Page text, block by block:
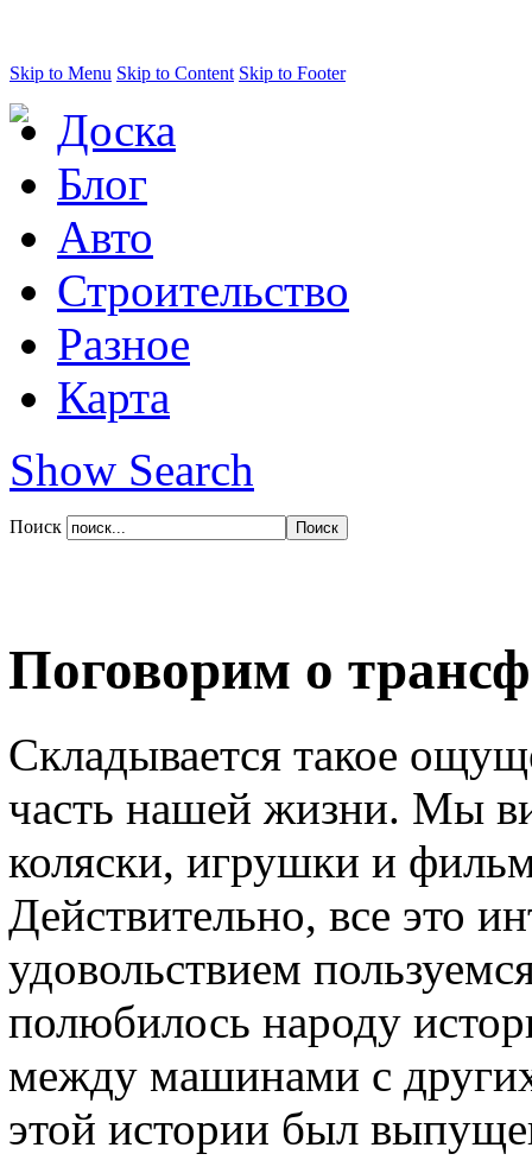
Skip to Menu Skip to Content Skip to Footer
Доска
Блог
Авто
Строительство
Разное
Карта
Show Search
Поиск
Поговорим о
Складывается такое
часть нашей жизни. Мы
коляски, игрушки и
Действительно, все это
удовольствием
полюбилось народу
между машинами с
этой истории был